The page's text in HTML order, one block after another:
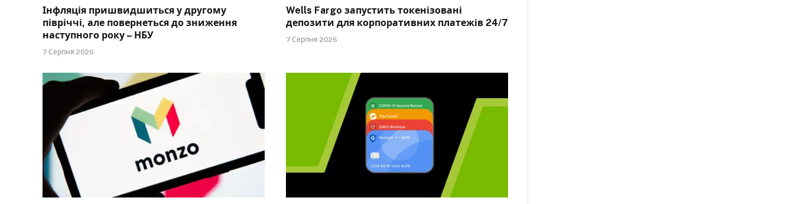
Інфляція пришвидшиться у другому
півріччі, але повернеться до зниження
наступного року – НБУ
7 Серпня 2026
Wells Fargo запустить токенізовані
депозити для корпоративних платежів 24/7
7 Серпня 2026